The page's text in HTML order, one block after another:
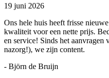
19 juni 2026
Ons hele huis heeft frisse
kwaliteit voor een nette prijs.
en service! Sinds het aanvragen
nazorg!), we zijn content.
- Björn de Bruijn